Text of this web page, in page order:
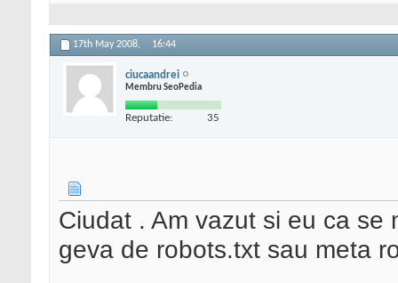
17th May 2008, 16:44
ciucaandrei
Membru SeoPedia
Reputatie: 35
Ciudat . Am vazut si eu ca se
geva de robots.txt sau meta